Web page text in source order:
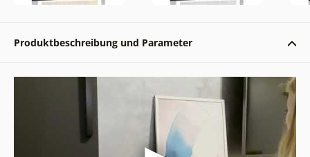
Produktbeschreibung und Parameter